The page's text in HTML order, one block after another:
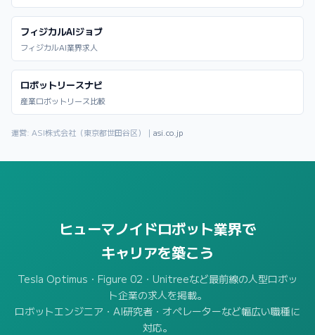
フィジカルAIジョブ
フィジカルAI業界求人
ロボットリースナビ
産業ロボットリース比較
運営: ASI株式会社（東京都世田谷区）｜ asi.co.jp
ヒューマノイドロボット業界で
キャリアを築こう
Tesla Optimus・Figure 02・Unitreeなど最前線の人型ロボッ
ト企業の求人を掲載。
ロボットエンジニア・AI研究者・オペレーターなど幅広い職種に
対応。